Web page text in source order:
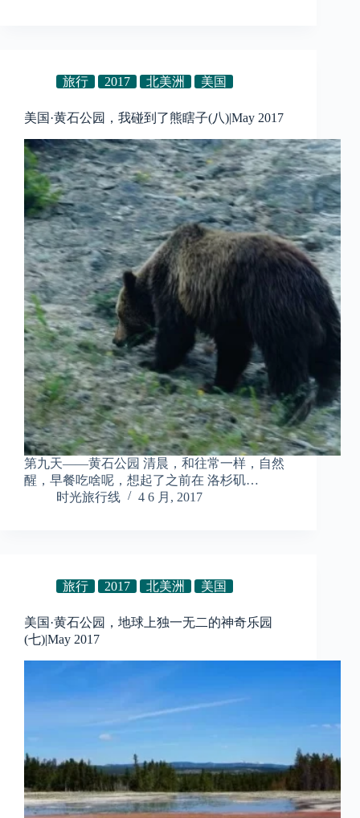
旅行 2017 北美洲 美国
美国·黄石公园，我碰到了熊瞎子(八)|May 2017
第九天——黄石公园 清晨，和往常一样，自然
醒，早餐吃啥呢，想起了之前在 洛杉矶…
时光旅行线
4 6 月, 2017
旅行 2017 北美洲 美国
美国·黄石公园，地球上独一无二的神奇乐园
(七)|May 2017